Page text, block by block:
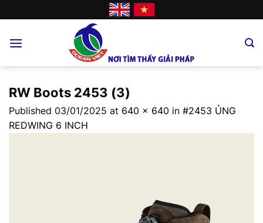
to
RW Boots 2453 (3)
Published 03/01/2025 at 640 × 640 in #2453 ỦNG
REDWING 6 INCH